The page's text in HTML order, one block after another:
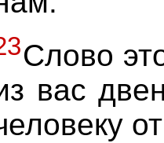
Слово
вас